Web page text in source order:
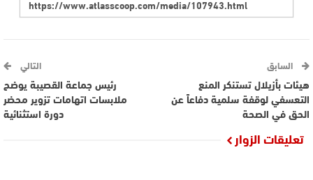
السابق
هيئات بأزيلال تستنكر المنع
التعسفي لوقفة سلمية دفاعاً عن
الحق في الصحة
التالي
رئيس جماعة القصيبة يوضح
ملابسات اتهامات تزوير محضر
دورة استثنائية
تعليقات الزوار